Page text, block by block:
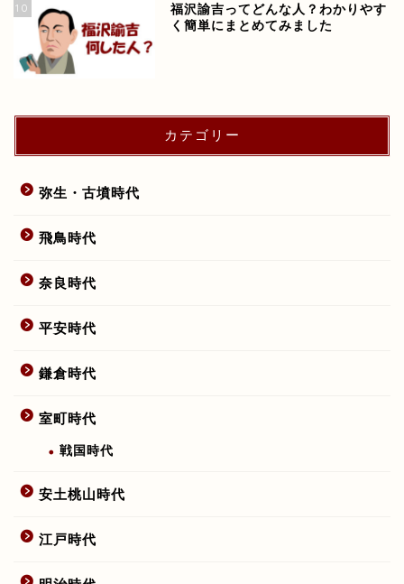
10
福沢諭吉ってどんな人？わかりやす
く簡単にまとめてみました
カテゴリー
弥生・古墳時代
飛鳥時代
奈良時代
平安時代
鎌倉時代
室町時代
戦国時代
安土桃山時代
江戸時代